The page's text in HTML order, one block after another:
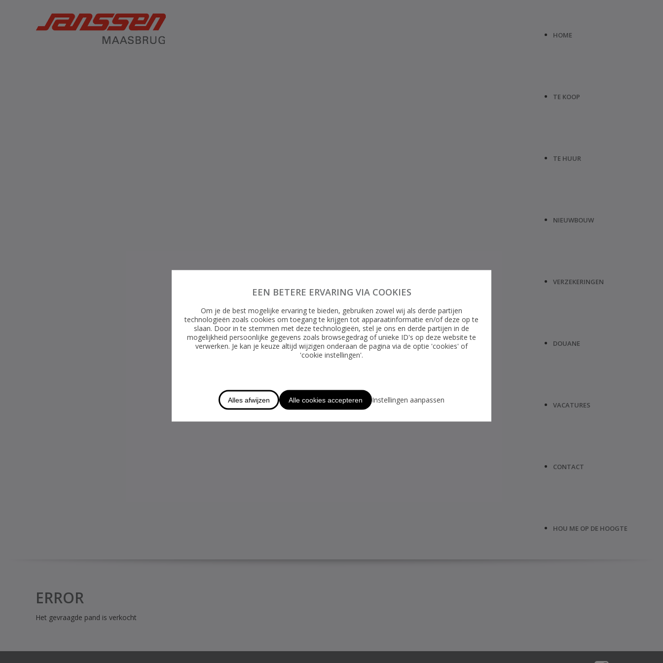
HOME
TE KOOP
TE HUUR
NIEUWBOUW
VERZEKERINGEN
DOUANE
VACATURES
CONTACT
HOU ME OP DE HOOGTE
ERROR
Het gevraagde pand is verkocht
EEN BETERE ERVARING VIA COOKIES
Om je de best mogelijke ervaring te bieden, gebruiken zowel wij als derde partijen
technologieën zoals cookies om toegang te krijgen tot apparaatinformatie en/of deze op te
slaan. Door in te stemmen met deze technologieën, stel je ons en derde partijen in de
mogelijkheid persoonlijke gegevens zoals browsegedrag of unieke ID's op deze website te
verwerken. Je kan je keuze altijd wijzigen onderaan de pagina via de optie 'cookies' of
'cookie instellingen'.
Alles afwijzen Alle cookies accepteren Instellingen aanpassen